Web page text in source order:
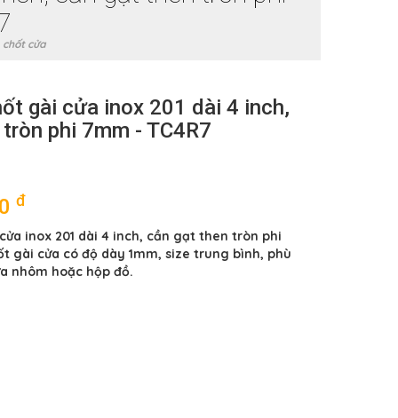
chốt cửa
gài cửa inox 201 dài 4 inch,
phi 7mm - TC4R7
đ
inox 201 dài 4 inch, cần gạt then tròn phi
gài cửa có độ dày 1mm, size trung bình, phù
nhôm hoặc hộp đồ.